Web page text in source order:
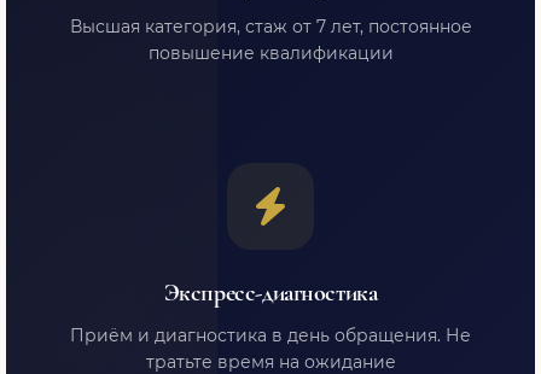
Высшая категория, стаж от 7 лет, постоянное
повышение квалификации
Экспресс-диагностика
Приём и диагностика в день обращения. Не
тратьте время на ожидание